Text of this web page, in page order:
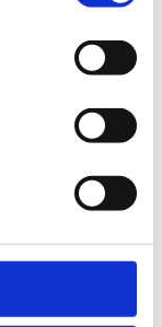
meisjes
jaar. Het
tools.